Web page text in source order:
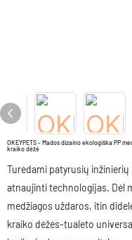
OKEYPETS - Mados dizaino ekologiška PP
kraiko dėžė
Turėdami patyrusių
atnaujinti technologijas. Dėl
medžiagos uždaros, itin
kraiko dėžės-tualeto